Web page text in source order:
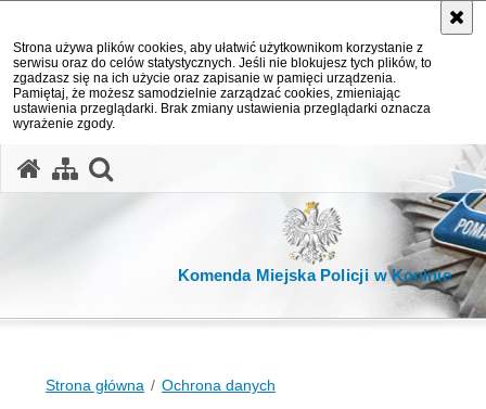
Strona używa plików cookies, aby ułatwić użytkownikom korzystanie z
serwisu oraz do celów statystycznych. Jeśli nie blokujesz tych plików, to
zgadzasz się na ich użycie oraz zapisanie w pamięci urządzenia.
Pamiętaj, że możesz samodzielnie zarządzać cookies, zmieniając
ustawienia przeglądarki. Brak zmiany ustawienia przeglądarki oznacza
wyrażenie zgody.
Komenda Miejska Policji w Koninie
Strona główna Ochrona danych